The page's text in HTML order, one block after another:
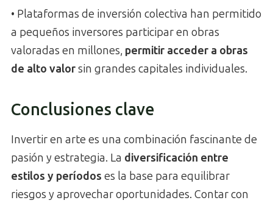
• Plataformas de inversión colectiva han permitido
a pequeños inversores participar en obras
valoradas en millones, permitir acceder a obras
de alto valorsin grandes capitales individuales.
Conclusiones clave
Invertir en arte es una combinación fascinante de
pasión y estrategia. La diversificación entre
estilos y períodos es la base para equilibrar
riesgos y aprovechar oportunidades. Contar con